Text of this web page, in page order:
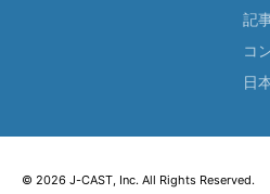
記
コ
日
© 2026 J-CAST, Inc. All Rights Reserved.